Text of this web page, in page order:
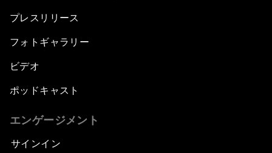
プレスリリース
フォトギャラリー
ビデオ
ポッドキャスト
エンゲージメント
サインイン